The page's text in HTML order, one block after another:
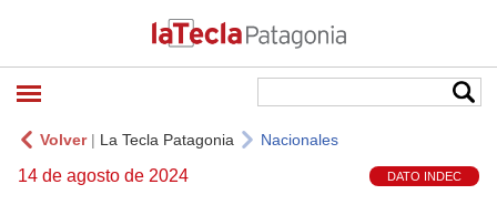
Volver| La Tecla Patagonia Nacionales
14 de agosto de 2024 DATO INDEC